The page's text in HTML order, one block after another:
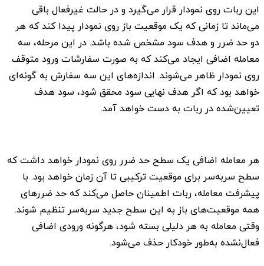
این ربات روی نمودار قرار می‌گیرد و در حالت غیرفعال باقی
می‌ماند تا زمانی که یک موقعیت باز روی نمودار پیدا کند که هر
دو حد ضرر و هدف سود مشخص شده باشد. در این مرحله، سه
معامله اضافی ایجاد می‌کند که به صورت سفارشات ورود متوقف
روی نمودار ظاهر می‌شوند. اندازه‌های این سه سفارش به گونه‌ای
خواهد بود که اگر هدف نهایی سود محقق شود، سود هدف
تعیین‌شده در ربات به دست خواهد آمد.
هر معامله اضافی یک سطح حد ضرر روی نمودار خواهد داشت که
سطح سربه‌سر برای موقعیت ترکیبی تا آن زمان خواهد بود. با
پیشرفت معامله، ربات اطمینان حاصل می‌کند که حد ضررهای
همه موقعیت‌های باز به این سطح جدید سربه‌سر تنظیم شوند.
وقتی معامله به هر دلیلی بسته شود، هرگونه ورودی اضافی
فعال‌نشده به‌طور خودکار حذف می‌شود.